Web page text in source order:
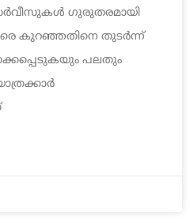
ഗുരുതരമായി
കുറഞ്ഞതിനെ തുടർന്ന്
പലതും